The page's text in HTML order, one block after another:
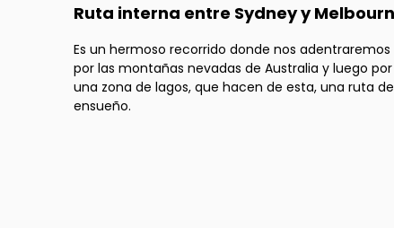
Ruta interna entre Sydney y
Es un hermoso recorrido donde nos adentraremos
por las montañas nevadas de Australia y luego por
una zona de lagos, que hacen de esta, una ruta de
ensueño.